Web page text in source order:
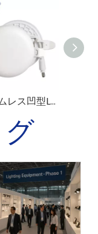
フレームレス凹型LEDパネルライト
グ